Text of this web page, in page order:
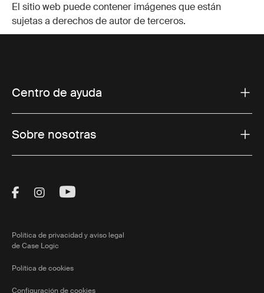
El sitio web puede contener imágenes que están
sujetas a derechos de autor de terceros.
Centro de ayuda
Sobre nosotras
Visit Thule on Facebook (external link)
Visit Thule on Instagram (external link)
Visit Thule on Youtube (external
Política de privacidad y aviso legal
de Case Logic
Política de cookies
Configuración de cookies